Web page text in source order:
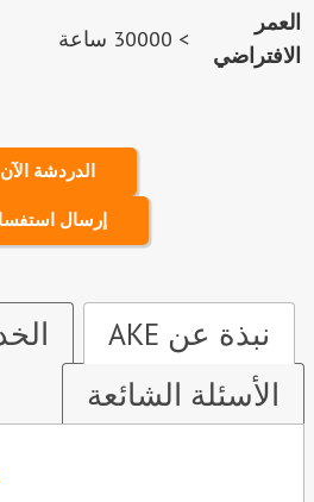
العمر
الافتراضي
> 30000 ساعة
الدردشة الآن
إرسال
نبذة عن AKE
الأسئلة الشائعة